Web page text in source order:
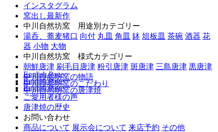
インスタグラム
窯出し最新作
中川自然坊窯 用途別カテゴリー
湯呑、蕎麦猪口 向付 丸皿 角皿 鉢 俎板皿 茶碗 酒器 花
器 小物 大物
中川自然坊窯 様式カテゴリー
朝鮮唐津 刷毛目唐津 粉引唐津 斑唐津 三島唐津 黒唐津
中川自然坊窯の物語
English Page
中川自然坊窯のこだわり
English Page
中川自然坊窯の唐津焼
English Page
ご愛用者様の声
唐津焼の歴史
お問い合わせ
商品について 展示会について 来店予約 その他